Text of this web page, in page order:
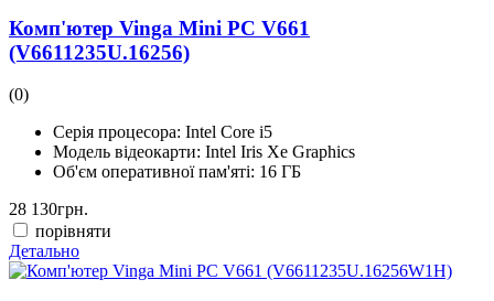
Комп'ютер Vinga Mini PC V661
(V6611235U.16256)
(0)
Серія процесора: Intel Core i5
Модель відеокарти: Intel Iris Xe Graphics
Об'єм оперативної пам'яті: 16 ГБ
28 130грн.
порівняти
Детально